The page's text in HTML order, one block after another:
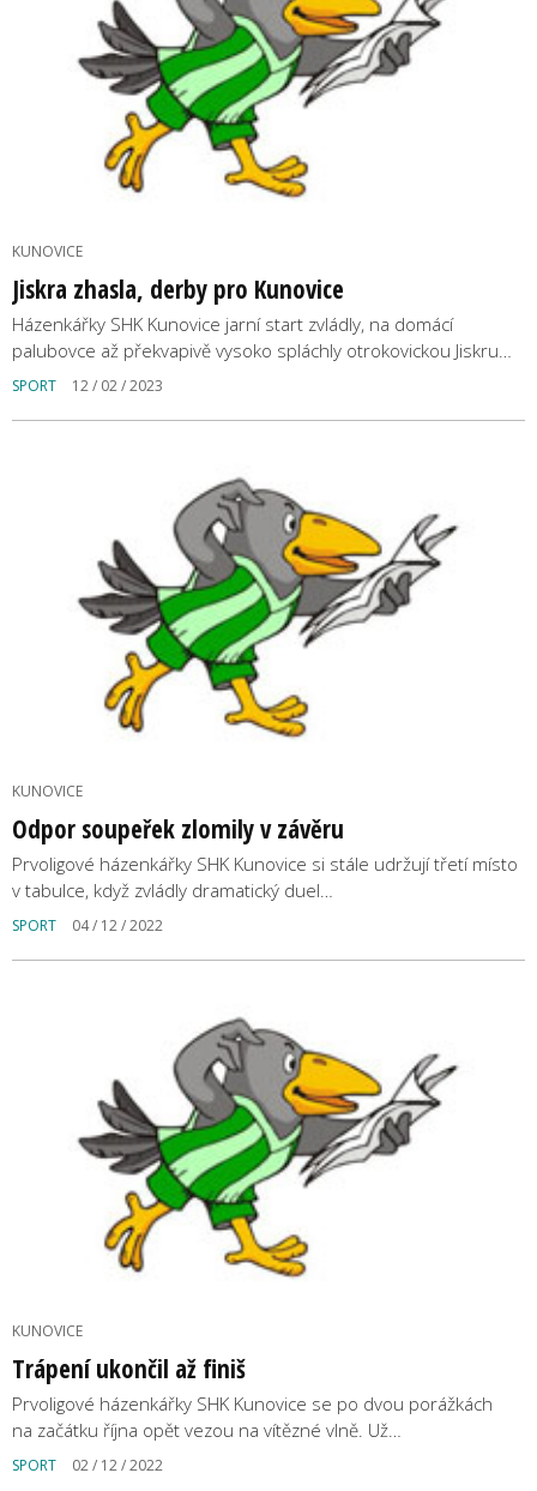
KUNOVICE
Jiskra zhasla, derby pro Kunovice
Házenkářky SHK Kunovice jarní start zvládly, na domácí
palubovce až překvapivě vysoko spláchly otrokovickou Jiskru…
SPORT 12 / 02 / 2023
KUNOVICE
Odpor soupeřek zlomily v závěru
Prvoligové házenkářky SHK Kunovice si stále udržují třetí místo
v tabulce, když zvládly dramatický duel…
SPORT 04 / 12 / 2022
KUNOVICE
Trápení ukončil až finiš
Prvoligové házenkářky SHK Kunovice se po dvou porážkách
na začátku října opět vezou na vítězné vlně. Už…
SPORT 02 / 12 / 2022